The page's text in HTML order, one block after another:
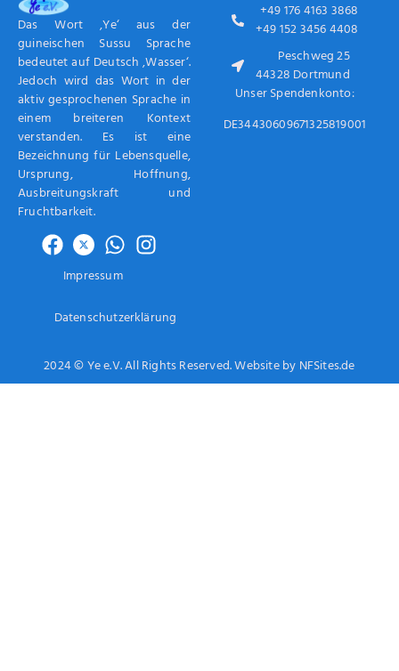
Das Wort ‚Ye‘ aus der
guineischen Sussu Sprache
bedeutet auf Deutsch ‚Wasser‘.
Jedoch wird das Wort in der
aktiv gesprochenen Sprache in
einem breiteren Kontext
verstanden. Es ist eine
Bezeichnung für Lebensquelle,
Ursprung, Hoffnung,
Ausbreitungskraft und
Fruchtbarkeit.
Impressum
Datenschutzerklärung
+49 176 4163 3868
+49 152 3456 4408
Peschweg 25
44328 Dortmund
Unser Spendenkonto:
DE34430609671325819001
2024 © Ye e.V. All Rights Reserved. Website by NFSites.de